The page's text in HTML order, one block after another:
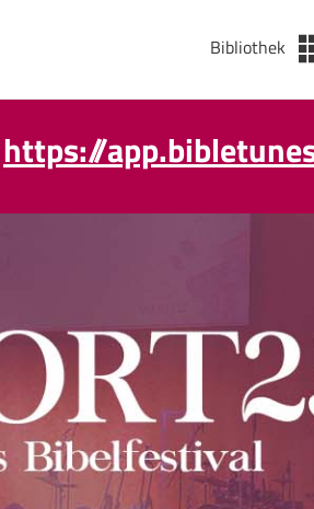
Bibliothek
https://